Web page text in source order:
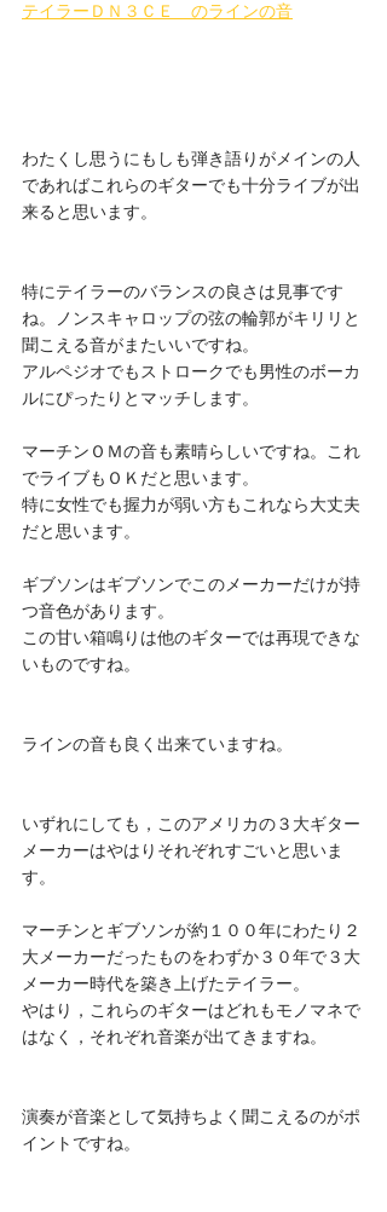
テイラーＤＮ３ＣＥ　のラインの音
わたくし思うにもしも弾き語りがメインの人
であればこれらのギターでも十分ライブが出
来ると思います。
特にテイラーのバランスの良さは見事です
ね。ノンスキャロップの弦の輪郭がキリリと
聞こえる音がまたいいですね。
アルペジオでもストロークでも男性のボーカ
ルにぴったりとマッチします。
マーチンＯＭの音も素晴らしいですね。これ
でライブもＯＫだと思います。
特に女性でも握力が弱い方もこれなら大丈夫
だと思います。
ギブソンはギブソンでこのメーカーだけが持
つ音色があります。
この甘い箱鳴りは他のギターでは再現できな
いものですね。
ラインの音も良く出来ていますね。
いずれにしても，このアメリカの３大ギター
メーカーはやはりそれぞれすごいと思いま
す。
マーチンとギブソンが約１００年にわたり２
大メーカーだったものをわずか３０年で３大
メーカー時代を築き上げたテイラー。
やはり，これらのギターはどれもモノマネで
はなく，それぞれ音楽が出てきますね。
演奏が音楽として気持ちよく聞こえるのがポ
イントですね。